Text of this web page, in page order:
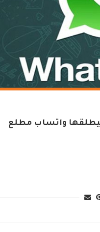
واتساب مطلع